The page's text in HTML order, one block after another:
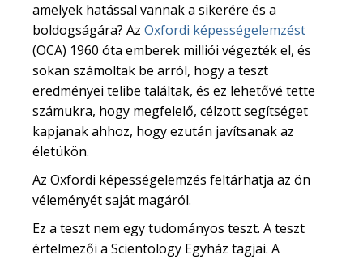
amelyek hatással vannak a sikerére és a
boldogságára? Az Oxfordi képességelemzést
(OCA) 1960 óta emberek milliói végezték el, és
sokan számoltak be arról, hogy a teszt
eredményei telibe találtak, és ez lehetővé tette
számukra, hogy megfelelő, célzott segítséget
kapjanak ahhoz, hogy ezután javítsanak az
életükön.
Az Oxfordi képességelemzés feltárhatja az ön
véleményét saját magáról.
Ez a teszt nem egy tudományos teszt. A teszt
értelmezői a Scientology Egyház tagjai. A